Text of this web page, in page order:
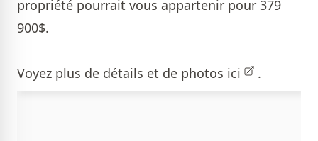
propriété pourrait vous appartenir pour 379
900$.
Voyez plus de détails et de photos ici .